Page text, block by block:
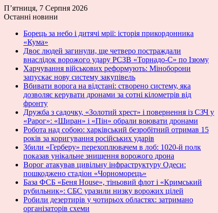
П’ятниця, 7 Серпня 2026
Останні новини
Борець за небо і дитячі мрії: історія прикордонника
«Кума»
Двоє людей загинули, ще четверо постраждали
внаслідок ворожого удару РСЗВ «Торнадо-С» по Ізюму
Харчування військових реформують: Міноборони
запускає нову систему закупівель
Вбивати ворога на відстані: створено систему, яка
дозволяє керувати дронами за сотні кілометрів від
фронту
Дружба з садочку, «Золотий хрест» і повернення із СЗЧ у
«Рарог»: «Ширан» і «Пін» обрали воювати дронами
Робота над собою: харківський безробітний отримав 15
років за коригування російських ударів
Збили «Герберу» перехоплювачем в лоб: 1020-й полк
показав унікальне знищення ворожого дрона
Ворог атакував цивільну інфраструктуру Одеси:
пошкоджено стадіон «Чорноморець»
База ФСБ «Беня House», тіньовий флот і «Кримський
рубильник»: СБС уразили низку ворожих цілей
Робили дезертирів у чотирьох областях: затримано
організаторів схеми